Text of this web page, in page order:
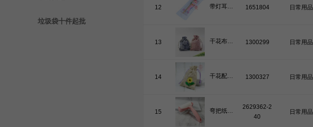
垃圾袋十件起批
12 带灯耳勺+竹耳勺-30 1651804 日常用品
13 干花布艺香包-30 1300299 日常用品
14 干花配件布艺香包（019） 1300327 日常用品
15 弯把纸滚筒/粘尘器（可撕式）-240
2629362-2
40
日常用品